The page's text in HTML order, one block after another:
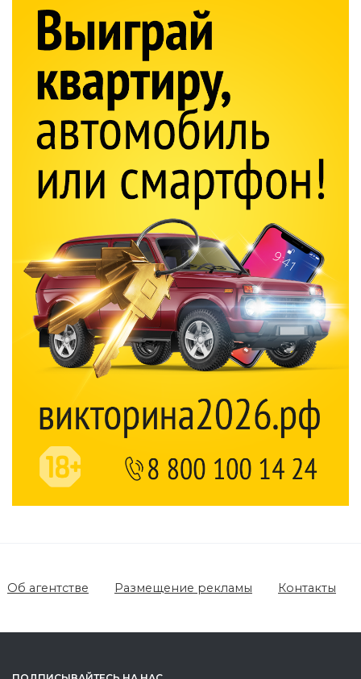
Об агентстве Размещение рекламы Контакты